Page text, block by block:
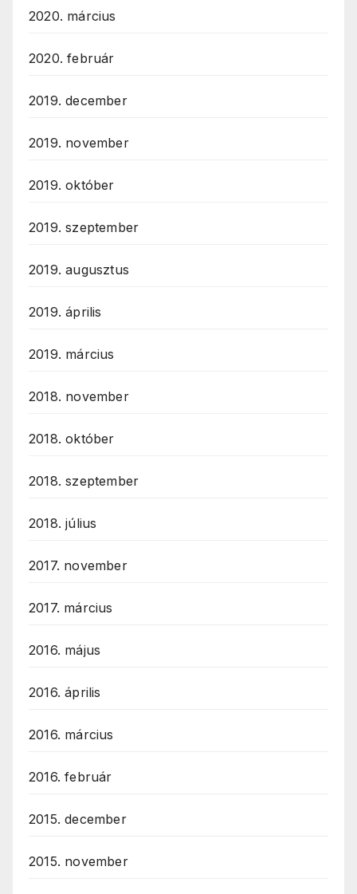
2020. március
2020. február
2019. december
2019. november
2019. október
2019. szeptember
2019. augusztus
2019. április
2019. március
2018. november
2018. október
2018. szeptember
2018. július
2017. november
2017. március
2016. május
2016. április
2016. március
2016. február
2015. december
2015. november